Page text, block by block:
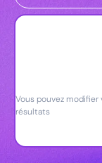
Vous pouvez
résultats